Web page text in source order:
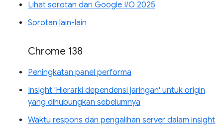
Lihat sorotan dari Google I/O 2025
Sorotan lain-lain
Chrome 138
Peningkatan panel performa
Insight 'Hierarki dependensi jaringan' untuk origin
yang dihubungkan sebelumnya
Waktu respons dan pengalihan server dalam insight